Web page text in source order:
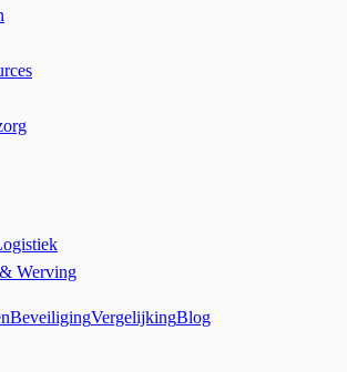
Werving
BeveiligingVergelijkingBlog